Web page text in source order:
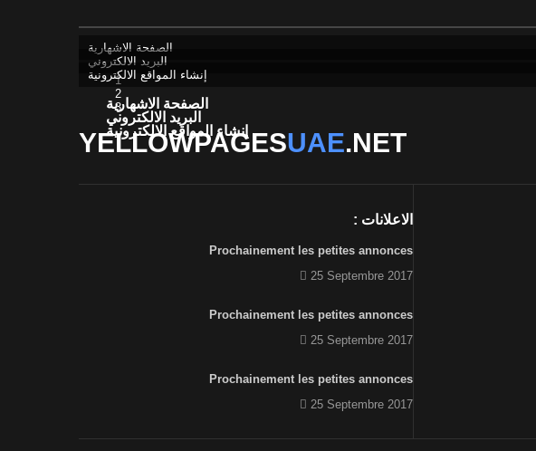
1
الصفحة الاشهارية
الصفحة الاشهارية
2
البريد الالكتروني
البريد الالكتروني
3
إنشاء المواقع الالكترونية
إنشاء المواقع الالكترونية
YELLOWPAGESUAE.NET
الاعلانات :
Prochainement les petites annonces
25 Septembre 2017
Prochainement les petites annonces
25 Septembre 2017
Prochainement les petites annonces
25 Septembre 2017